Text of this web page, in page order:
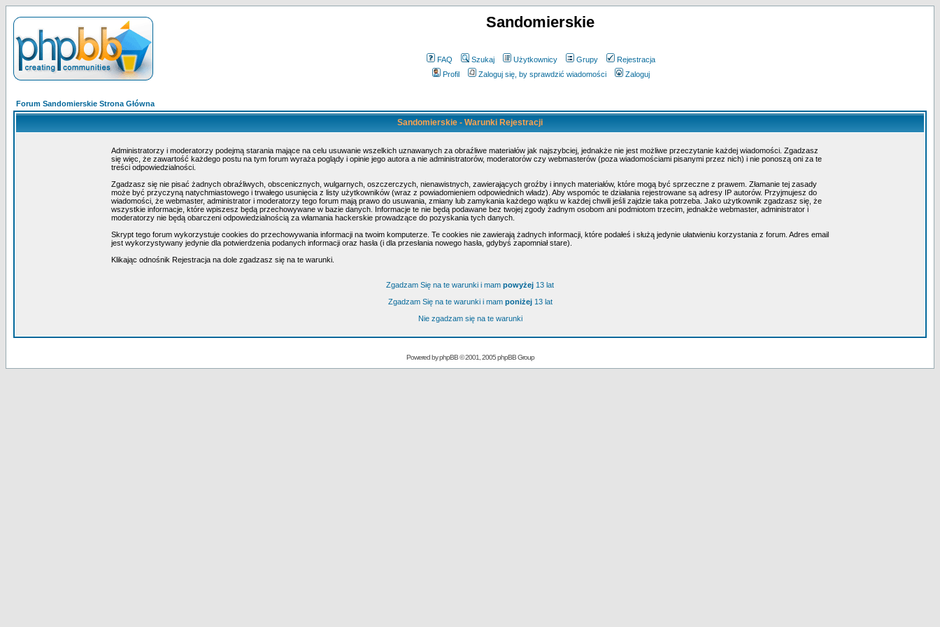
Sandomierskie
FAQ Szukaj Użytkownicy Grupy
Rejestracja
Profil
Zaloguj się, by sprawdzić wiadomości Zaloguj
Forum Sandomierskie Strona Główna
Sandomierskie - Warunki Rejestracji
Administratorzy i moderatorzy podejmą starania mające na celu usuwanie wszelkich uznawanych za obraźliwe materiałów jak najszybciej, jednakże nie jest możliwe przeczytanie każdej wiadomości. Zgadzasz
się więc, że zawartość każdego postu na tym forum wyraża poglądy i opinie jego autora a nie administratorów, moderatorów czy webmasterów (poza wiadomościami pisanymi przez nich) i nie ponoszą oni za te
treści odpowiedzialności.
Zgadzasz się nie pisać żadnych obraźliwych, obscenicznych, wulgarnych, oszczerczych, nienawistnych, zawierających groźby i innych materiałów, które mogą być sprzeczne z prawem. Złamanie tej zasady
może być przyczyną natychmiastowego i trwałego usunięcia z listy użytkowników (wraz z powiadomieniem odpowiednich władz). Aby wspomóc te działania rejestrowane są adresy IP autorów. Przyjmujesz do
wiadomości, że webmaster, administrator i moderatorzy tego forum mają prawo do usuwania, zmiany lub zamykania każdego wątku w każdej chwili jeśli zajdzie taka potrzeba. Jako użytkownik zgadzasz się, że
wszystkie informacje, które wpiszesz będą przechowywane w bazie danych. Informacje te nie będą podawane bez twojej zgody żadnym osobom ani podmiotom trzecim, jednakże webmaster, administrator i
moderatorzy nie będą obarczeni odpowiedzialnością za włamania hackerskie prowadzące do pozyskania tych danych.
Skrypt tego forum wykorzystuje cookies do przechowywania informacji na twoim komputerze. Te cookies nie zawierają żadnych informacji, które podałeś i służą jedynie ułatwieniu korzystania z forum. Adres email
jest wykorzystywany jedynie dla potwierdzenia podanych informacji oraz hasła (i dla przesłania nowego hasła, gdybyś zapomniał stare).
Klikając odnośnik Rejestracja na dole zgadzasz się na te warunki.
Zgadzam Się na te warunki i mam powyżej 13 lat
Zgadzam Się na te warunki i mam poniżej13 lat
Nie zgadzam się na te warunki
Powered byphpBB© 2001, 2005 phpBB Group